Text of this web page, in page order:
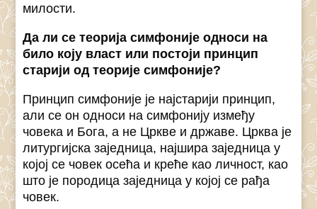
милости.
Да ли се теорија симфоније односи на
било коју власт или постоји принцип
старији од теорије симфоније?
Принцип симфоније је најстарији принцип,
али се он односи на симфонију између
човека и Бога, а не Цркве и државе. Црква је
литургијска заједница, најшира заједница у
којој се човек осећа и креће као личност, као
што је породица заједница у којој се рађа
човек.